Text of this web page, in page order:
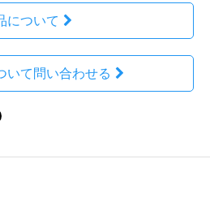
について
いて問い合わせる